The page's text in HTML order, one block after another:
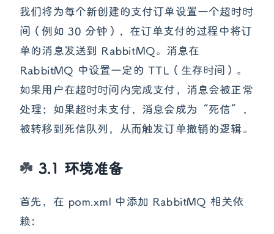
我们将为每个新创建的支付订单设置一个超时时
间（例如 30 分钟），在订单支付的过程中将订
单的消息发送到 RabbitMQ。消息在
RabbitMQ 中设置一定的 TTL（生存时间）。
如果用户在超时时间内完成支付，消息会被正常
处理；如果超时未支付，消息会成为“死信”，
被转移到死信队列，从而触发订单撤销的逻辑。
3.1 环境准备
首先，在 pom.xml 中添加 RabbitMQ 相关依
赖：